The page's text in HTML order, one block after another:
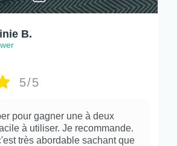
B.
5/5
pour gagner une à deux
à utiliser. Je recommande.
très abordable sachant que